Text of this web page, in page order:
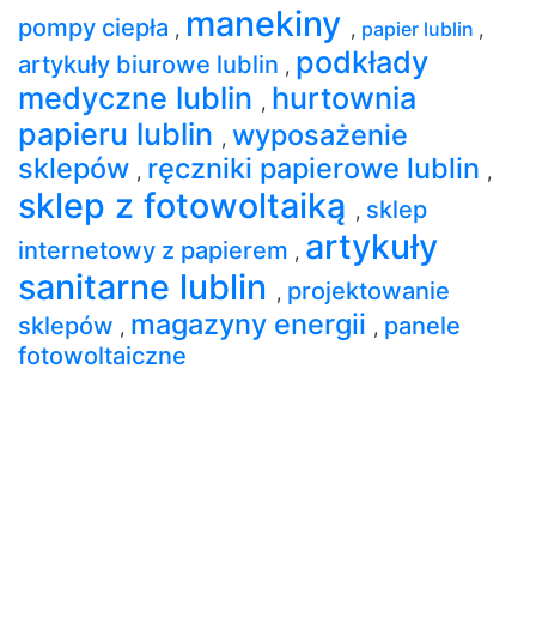
pompy ciepła , manekiny , papier lublin ,
artykuły biurowe lublin , podkłady
medyczne lublin , hurtownia
papieru lublin , wyposażenie
sklepów , ręczniki papierowe lublin ,
sklep z fotowoltaiką , sklep
internetowy z papierem , artykuły
sanitarne lublin , projektowanie
sklepów , magazyny energii , panele
fotowoltaiczne